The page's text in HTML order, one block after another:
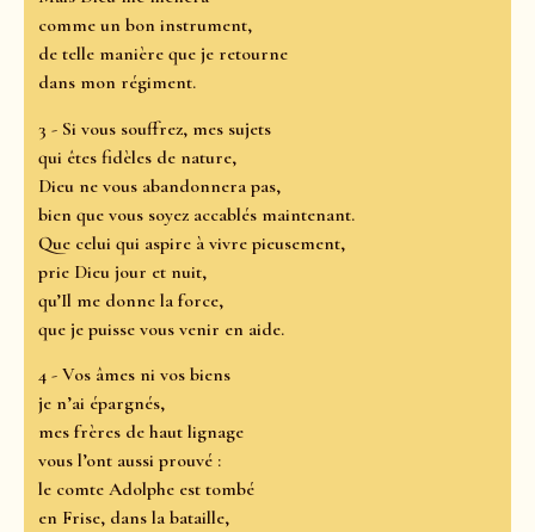
comme un bon instrument,
de telle manière que je retourne
dans mon régiment.
3 - Si vous souffrez, mes sujets
qui êtes fidèles de nature,
Dieu ne vous abandonnera pas,
bien que vous soyez accablés maintenant.
Que celui qui aspire à vivre pieusement,
prie Dieu jour et nuit,
qu’Il me donne la force,
que je puisse vous venir en aide.
4 - Vos âmes ni vos biens
je n’ai épargnés,
mes frères de haut lignage
vous l’ont aussi prouvé :
le comte Adolphe est tombé
en Frise, dans la bataille,